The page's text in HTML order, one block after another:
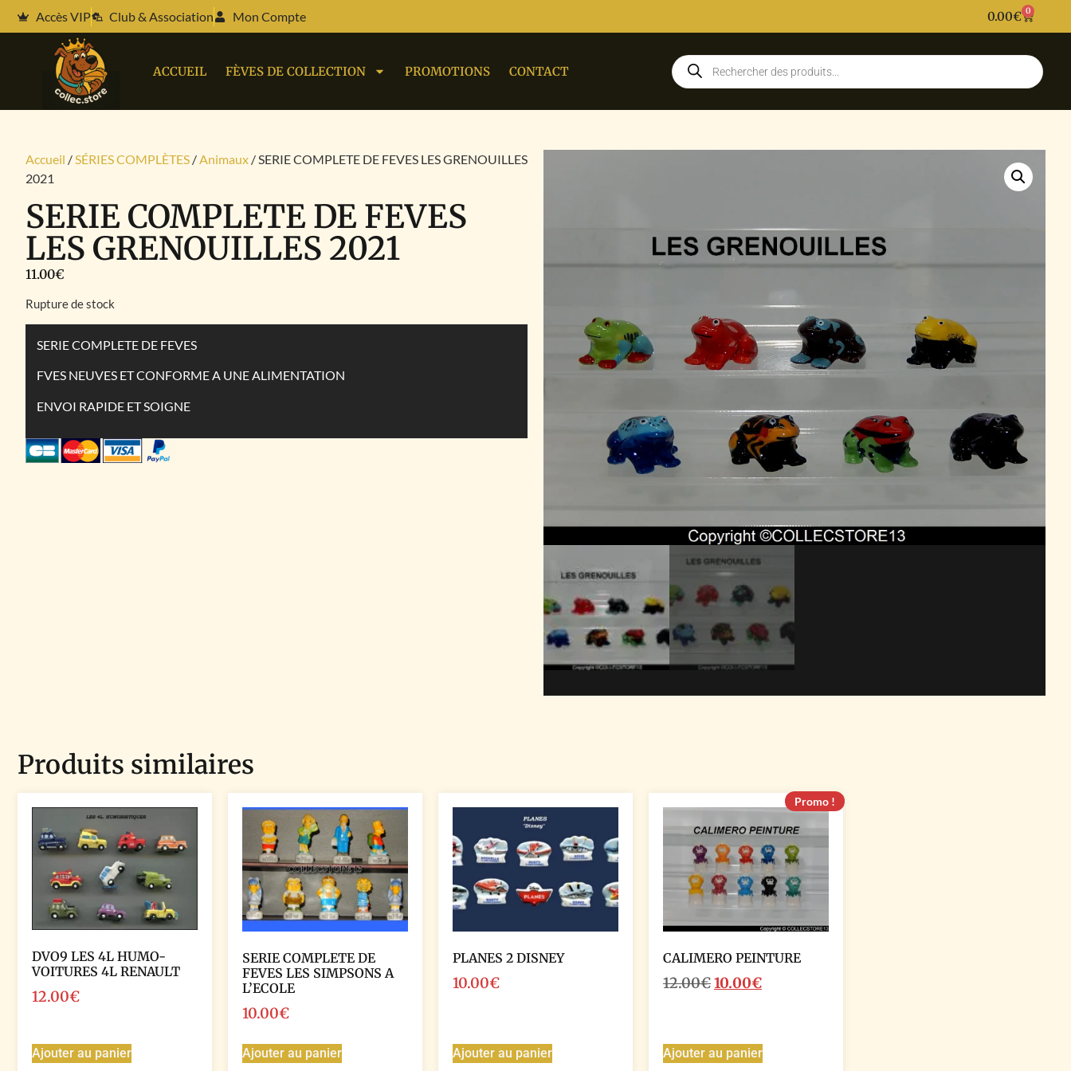
Accès VIP Club & Association Mon Compte 0.00€ 0
ACCUEIL FÈVES DE COLLECTION PROMOTIONS CONTACT
Accueil /SÉRIES COMPLÈTES /Animaux / SERIE COMPLETE DE FEVES LES GRENOUILLES
2021
SERIE COMPLETE DE FEVES
LES GRENOUILLES 2021
11.00€
Rupture de stock
SERIE COMPLETE DE FEVES
FVES NEUVES ET CONFORME A UNE ALIMENTATION
ENVOI RAPIDE ET SOIGNE
Produits similaires
DVO9 LES 4L HUMO-
VOITURES 4L RENAULT
12.00€
Ajouter au panier
SERIE COMPLETE DE
FEVES LES SIMPSONS A
L’ECOLE
10.00€
Ajouter au panier
PLANES 2 DISNEY
10.00€
Ajouter au panier
Promo !
CALIMERO PEINTURE
12.00€10.00€
Ajouter au panier